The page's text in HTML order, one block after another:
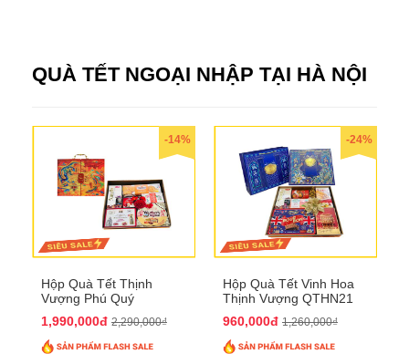
QUÀ TẾT NGOẠI NHẬP TẠI HÀ NỘI
-14%
Hộp Quà Tết Thịnh
Vượng Phú Quý
1,990,000đ 2,290,000₫
-24%
Hộp Quà Tết Vinh Hoa
Thịnh Vượng QTHN21
960,000đ 1,260,000₫